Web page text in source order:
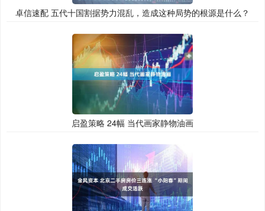
卓信速配 五代十国割据势力混乱，造成这种局势的根源是什么？
启盈策略 24幅 当代画家静物油画